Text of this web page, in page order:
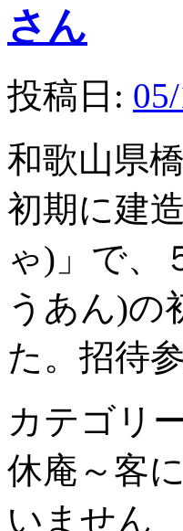
さん
投稿日:
和歌山県
初期に建
ゃ)」で、
うあん)の
た。招待
カテゴリ
休庵～客
いません